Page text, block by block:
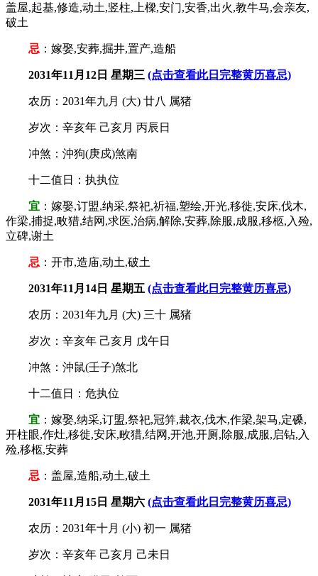
盖屋,起基,修造,动土,竖柱,上樑,安门,安香,出火,教牛马,会亲友,
破土
忌 ：嫁娶,安葬,掘井,置产,造船
2031年11月12日 星期三 (点击查看此日完整黄历喜忌)
农历：2031年九月 (大) 廿八 属猪
岁次：辛亥年 己亥月 丙辰日
冲煞：沖狗(庚戍)煞南
十二值日：执执位
宜 ：嫁娶,订盟,纳采,祭祀,祈福,塑绘,开光,移徙,安床,伐木,
作梁,捕捉,畋猎,结网,求医,治病,解除,安葬,除服,成服,移柩,入殓,
立碑,谢土
忌 ：开市,造庙,动土,破土
2031年11月14日 星期五 (点击查看此日完整黄历喜忌)
农历：2031年九月 (大) 三十 属猪
岁次：辛亥年 己亥月 戊午日
冲煞：沖鼠(壬子)煞北
十二值日：危执位
宜 ：嫁娶,纳采,订盟,祭祀,冠笄,裁衣,伐木,作梁,架马,定磉,
开柱眼,作灶,移徙,安床,畋猎,结网,开池,开厕,除服,成服,启钻,入
殓,移柩,安葬
忌 ：盖屋,造船,动土,破土
2031年11月15日 星期六 (点击查看此日完整黄历喜忌)
农历：2031年十月 (小) 初一 属猪
岁次：辛亥年 己亥月 己未日